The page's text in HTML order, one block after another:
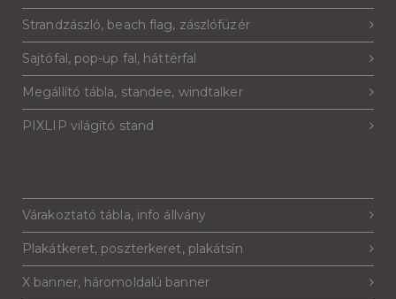
Strandzászló, beach flag, zászlófüzér
Sajtófal, pop-up fal, háttérfal
Megállító tábla, standee, windtalker
PIXLIP világító stand
Várakoztató tábla, info állvány
Plakátkeret, poszterkeret, plakátsín
X banner, háromoldalú banner